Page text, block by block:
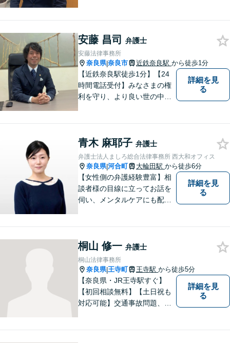
す。
安藤 昌司 弁護士
安藤法律事務所
奈良県|奈良市 近鉄奈良駅 から徒歩1分
【近鉄奈良駅徒歩1分】【24
時間電話受付】みなさまの権
利を守り、より良い世の中に
ています。法律トラブルでお
悩みごとがありましたら、お
気軽にご相談ください。
詳細を見
る
青木 麻耶子 弁護士
弁護士法人ましろ総合法律事務所 西大和オフィス
奈良県|河合町 大輪田駅 から徒歩6分
【女性側の弁護経験豊富】相
談者様の目線に立ってお話を
伺い、メンタルケアにも配慮
策をご提案【LINE利用可】
【平日夜間、土日祝日、応相
談】
詳細を見
る
桐山 修一 弁護士
桐山法律事務所
奈良県|王寺町 王寺駅 から徒歩5分
【奈良県・JR王寺駅すぐ】
【初回相談無料】【土日祝も
対応可能】交通事故問題、遺
詳細を見
る